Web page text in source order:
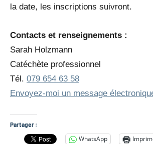
la date, les inscriptions suivront.
Contacts et renseignements :
Sarah Holzmann
Catéchète professionnel
Tél. 079 654 63 58
Envoyez-moi un message
Partager :
WhatsApp